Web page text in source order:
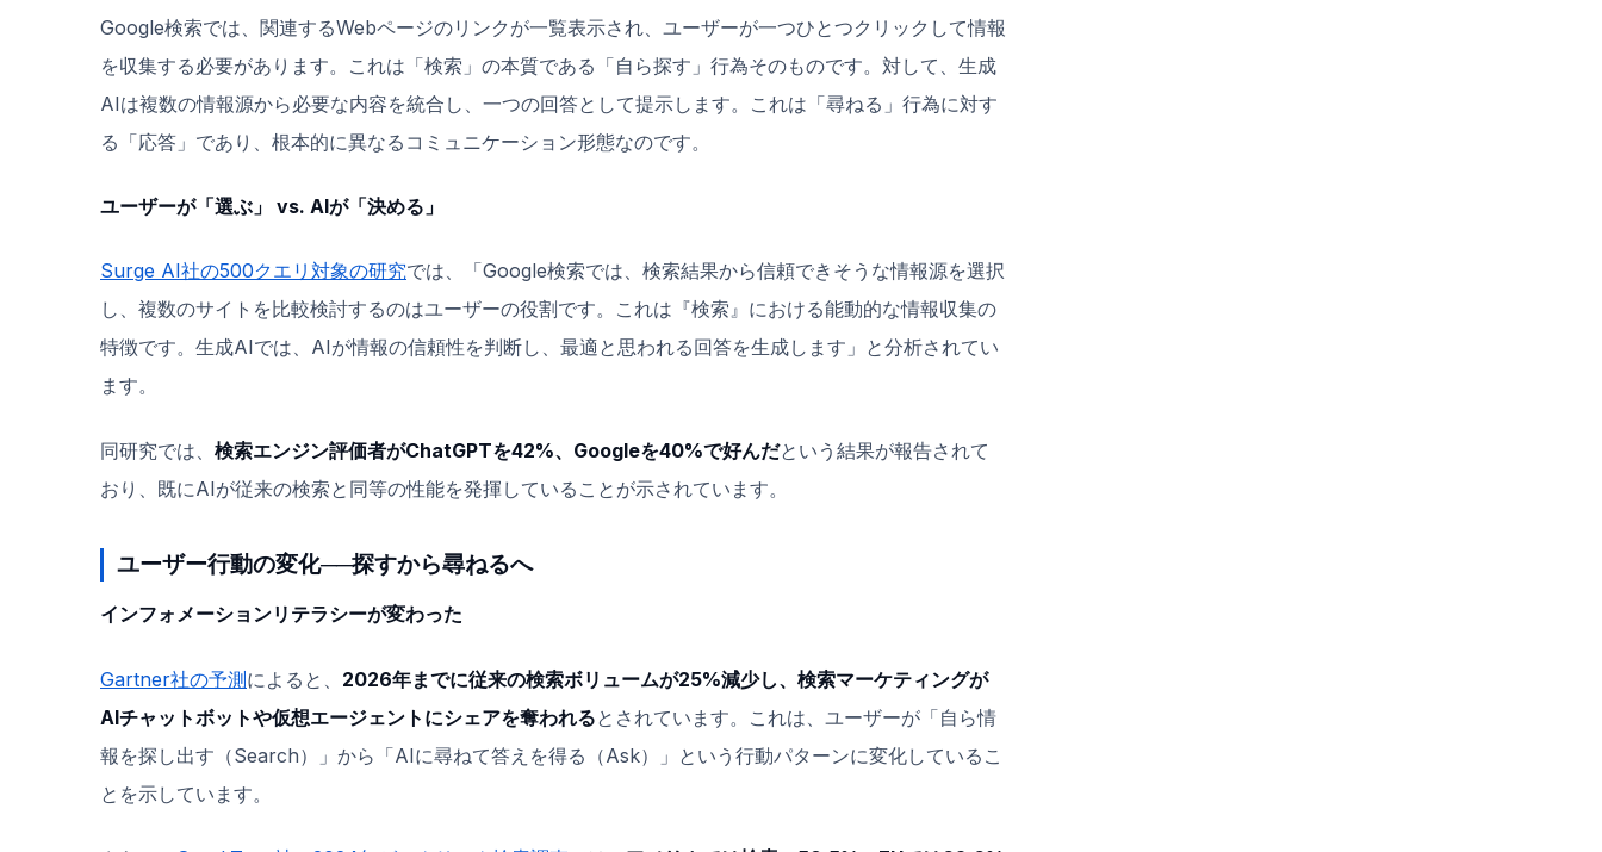
Google検索では、関連するWebページのリンクが一覧表示され、ユーザーが一つひとつクリックして情報
を収集する必要があります。これは「検索」の本質である「自ら探す」行為そのものです。対して、生成
AIは複数の情報源から必要な内容を統合し、一つの回答として提示します。これは「尋ねる」行為に対す
る「応答」であり、根本的に異なるコミュニケーション形態なのです。
ユーザーが「選ぶ」 vs. AIが「決める」
Surge AI社の500クエリ対象の研究では、「Google検索では、検索結果から信頼できそうな情報源を選択
し、複数のサイトを比較検討するのはユーザーの役割です。これは『検索』における能動的な情報収集の
特徴です。生成AIでは、AIが情報の信頼性を判断し、最適と思われる回答を生成します」と分析されてい
ます。
同研究では、 検索エンジン評価者がChatGPTを42%、Googleを40%で好んだという結果が報告されて
おり、既にAIが従来の検索と同等の性能を発揮していることが示されています。
ユーザー行動の変化──探すから尋ねるへ
インフォメーションリテラシーが変わった
Gartner社の予測によると、 2026年までに従来の検索ボリュームが25%減少し、検索マーケティングが
AIチャットボットや仮想エージェントにシェアを奪われるとされています。これは、ユーザーが「自ら情
報を探し出す（Search）」から「AIに尋ねて答えを得る（Ask）」という行動パターンに変化しているこ
とを示しています。